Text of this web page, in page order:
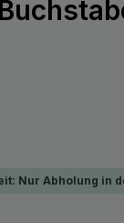
Nur Abholung in